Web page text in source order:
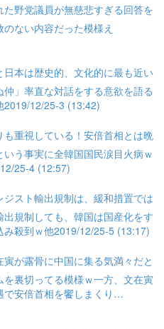
野党議員が無慈悲すぎる回答を
ない内容だった模様え
本は歴史的、文化的に最も近い
」率直な対話をする意欲を語る
12/25-3 (13:42)
重視している！安倍首相とは晩
う事実に全韓国国民涙目火病ｗ
25-4 (12:57)
スト輸出規制は、緩和措置では
規制しても、韓国は国産化をす
み殺到ｗ他2019/12/25-5 (13:17)
が露骨に中国に集る気満々だと
裏切ってる模様ｗ一方、文在寅
で安倍首相を饗しまくり…